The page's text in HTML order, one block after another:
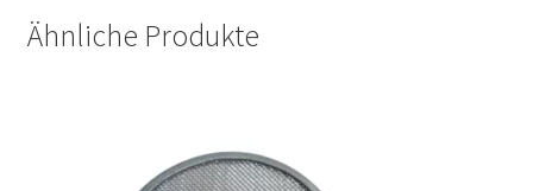
Ähnliche Produkte